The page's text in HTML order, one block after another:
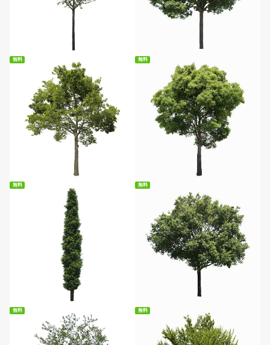
無料ダウンロード
無料
無料ダウンロード
無料
無料ダウンロード
無料
無料ダウンロード
無料
無料ダウンロード
無料 無料